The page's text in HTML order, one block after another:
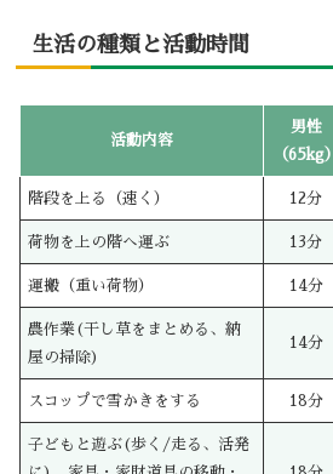
生活の種類と活動時間
活動内容
男性
（65kg）
階段を上る（速く） 12分
荷物を上の階へ運ぶ 13分
運搬（重い荷物） 14分
農作業(干し草をまとめる、納
屋の掃除)
14分
スコップで雪かきをする 18分
子どもと遊ぶ(歩く/走る、活発